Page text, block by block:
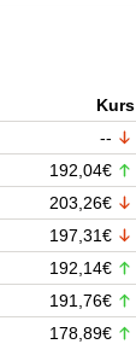
Kurs
--
192,04€
203,26€
197,31€
192,14€
191,76€
178,89€